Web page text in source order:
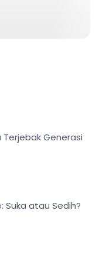
Terjebak Generasi
Suka atau Sedih?